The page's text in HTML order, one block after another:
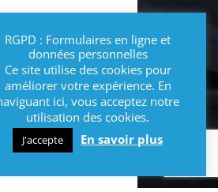
RGPD : Formulaires en ligne et
données personnelles
Ce site utilise des cookies pour
améliorer votre expérience. En
ici, vous acceptez notre
utilisation des cookies.
J'accepte En savoir plus